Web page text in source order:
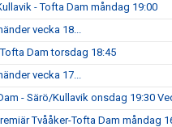
- Tofta Dam måndag 19:00
vecka 18...
Dam torsdag 18:45
vecka 17...
- Särö/Kullavik onsdag 19:30
Tvååker-Tofta Dam måndag